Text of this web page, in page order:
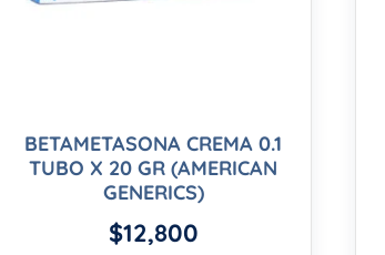
BETAMETASONA CREMA 0.1
TUBO X 20 GR (AMERICAN
GENERICS)
$12,800